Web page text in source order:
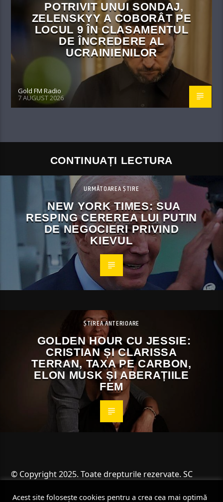
POTRIVIT UNUI SONDAJ,
ZELENSKYY A COBORÂT PE
LOCUL 9 ÎN CLASAMENTUL
DE ÎNCREDERE AL
UCRAINIENILOR
Gold FM Radio
7 AUGUST 2026
CONTINUAȚI LECTURA
URMĂTOAREA ȘTIRE
NEW YORK TIMES: SUA
RESPING CEREREA LUI PUTIN
DE NEGOCIERI PRIVIND
KIEVUL
ȘTIREA ANTERIOARE
GOLDEN HOUR CU JESSIE:
CRISTIAN ȘI CLARISSA
TERRAN, TAXA PE CARBON,
ELON MUSK ȘI ABERAȚIILE
FEM
© Copyright 2025. Toate drepturile rezervate. SC
Acest site folosește cookies pentru a crea cea mai optimă